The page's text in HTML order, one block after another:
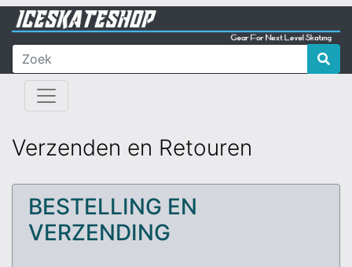
Verzenden en Retouren
BESTELLING EN
VERZENDING